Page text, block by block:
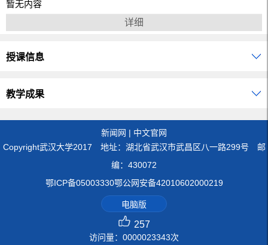
暂无内容
详细
授课信息
教学成果
新闻网 | 中文官网
Copyright武汉大学2017 地址：湖北省武汉市武昌区八一路299号 邮
编：430072
鄂ICP备05003330鄂公网安备42010602000219
电脑版
257
访问量： 0000023343次